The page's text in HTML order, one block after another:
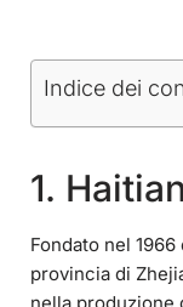
Indice dei
1.
Fondato nel
provincia di
nella produzione